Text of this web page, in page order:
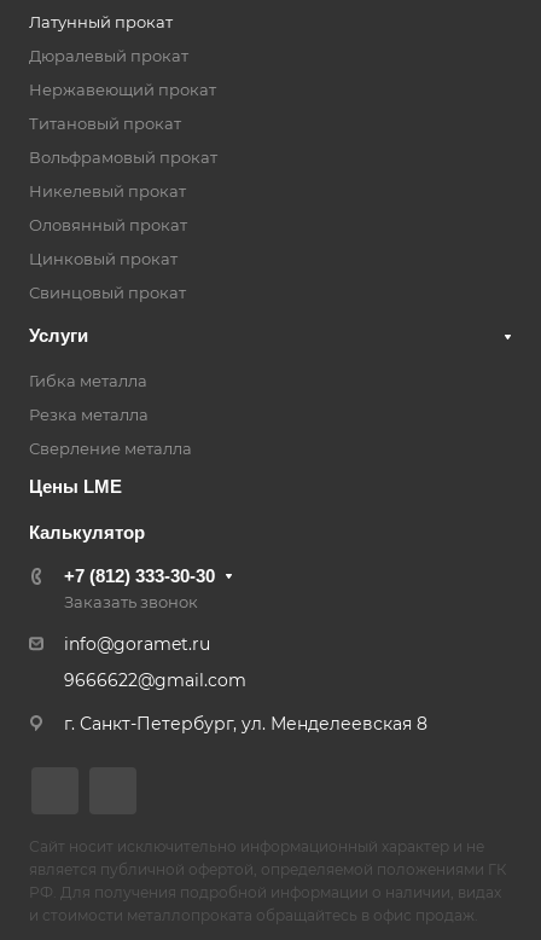
Латунный прокат
Дюралевый прокат
Нержавеющий прокат
Титановый прокат
Вольфрамовый прокат
Никелевый прокат
Оловянный прокат
Цинковый прокат
Свинцовый прокат
Услуги
Гибка металла
Резка металла
Сверление металла
Цены LME
Калькулятор
+7 (812) 333-30-30
Заказать звонок
info@goramet.ru
9666622@gmail.com
г. Санкт-Петербург, ул. Менделеевская 8
Сайт носит исключительно информационный характер и не
является публичной офертой, определяемой положениями ГК
РФ. Для получения подробной информации о наличии, видах
и стоимости металлопроката обращайтесь в офис продаж.